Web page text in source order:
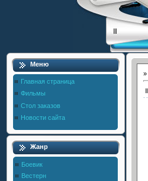
Меню
Главная страница
Фильмы
Стол заказов
Новости сайта
Жанр
Боевик
Вестерн
»